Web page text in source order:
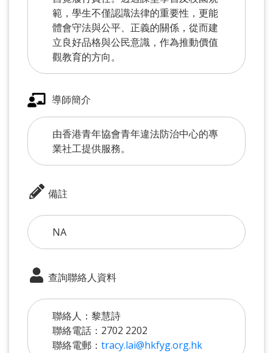
範，學生不僅認識法律的重要性，更能
體會守法與公平、正義的關係，從而建
立良好品格與公民意識，作為推動價值
觀教育的方向。
導師簡介
由香港青年協會青年違法防治中心的專
業社工提供服務。
備註
NA
查詢聯絡人資料
聯絡人：黎慧詩
聯絡電話：2702 2202
聯絡電郵： tracy.lai@hkfyg.org.hk